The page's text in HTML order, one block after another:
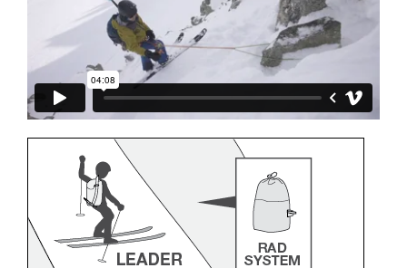
y un entrenamiento específico. Confirme a
través de un profesional su capacidad para
ejecutar estas técnicas, solo y con total
seguridad, antes de ejecutarlas de forma
autónoma.
Damos ejemplos de técnicas relacionadas con
su actividad. Pueden existir otras que no
describimos aquí.